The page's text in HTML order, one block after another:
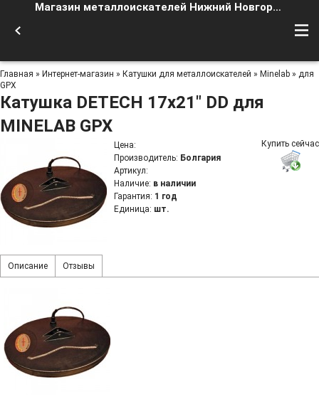
Магазин металлоискателей Нижний Новгород
Главная » Интернет-магазин » Катушки для металлоискателей » Minelab » для
GPX
Катушка DETECH 17x21" DD для
MINELAB GPX
Цена:
Производитель: Болгария
Артикул:
Наличие: в наличии
Гарантия: 1 год
Единица: шт.
Купить сейчас
Описание Отзывы